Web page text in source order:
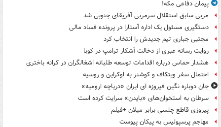
پیمان دفاعی مکه!
مربی سابق استقلال سرمربی آفریقای جنوبی شد
دستگیری مسئول یک اداره آستارا در پرونده فساد مالی
مجتبی جباری تیم جدیدش را انتخاب کرد
روایت رسانه عبری از دخالت آشکار ترامپ در کوبا
هشدار حماس درباره اقدامات توسعه طلبانه اشغالگران در کرانه باختری
احتمال سفر ویتکاف و کوشنر به اوکراین و روسیه
جان دوباره نگین فیروزه ای ایران «دریاچه ارومیه»
سرطان به استخوان‌های «بایدن» سرایت کرده است
پیروزی قاطع چلسی برابر میلان +فیلم
مهاجم پرسپولیس به پیکان پیوست